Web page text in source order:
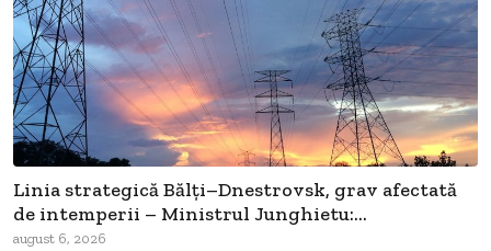
Linia strategică Bălți–Dnestrovsk, grav afectată
de intemperii – Ministrul Junghietu:...
august 6, 2026